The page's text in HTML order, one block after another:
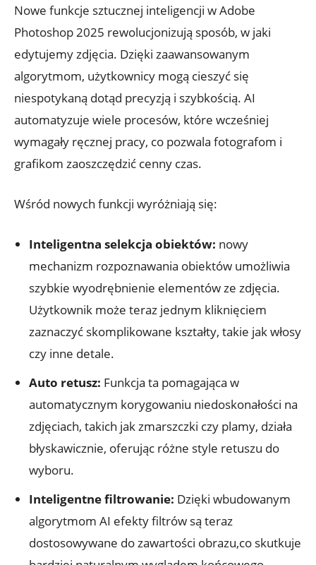
Nowe funkcje sztucznej inteligencji w Adobe
Photoshop 2025 rewolucjonizują sposób, w jaki
edytujemy zdjęcia. Dzięki zaawansowanym
algorytmom, użytkownicy mogą cieszyć się
niespotykaną dotąd precyzją i szybkością. AI
automatyzuje wiele procesów, które wcześniej
wymagały ręcznej pracy, co pozwala fotografom i
grafikom zaoszczędzić cenny czas.
Wśród nowych funkcji wyróżniają się:
Inteligentna selekcja obiektów: nowy
mechanizm rozpoznawania obiektów umożliwia
szybkie wyodrębnienie elementów ze zdjęcia.
Użytkownik może teraz jednym kliknięciem
zaznaczyć skomplikowane kształty, takie jak włosy
czy inne detale.
Auto retusz: Funkcja ta pomagająca w
automatycznym korygowaniu niedoskonałości na
zdjęciach, takich jak zmarszczki czy plamy, działa
błyskawicznie, oferując różne style retuszu do
wyboru.
Inteligentne filtrowanie: Dzięki wbudowanym
algorytmom AI efekty filtrów są teraz
dostosowywane do zawartości obrazu,co skutkuje